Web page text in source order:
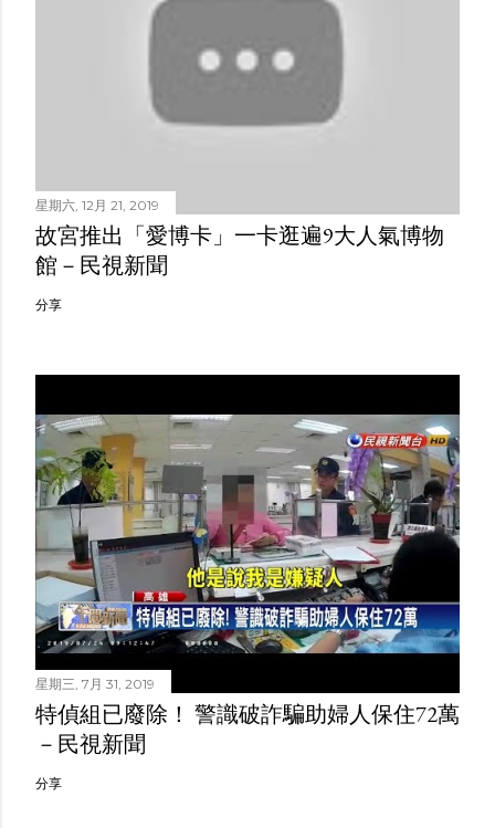
星期六, 12月 21, 2019
故宮推出「愛博卡」一卡逛遍9大人氣博物
館－民視新聞
分享
星期三, 7月 31, 2019
特偵組已廢除！ 警識破詐騙助婦人保住72萬
－民視新聞
分享